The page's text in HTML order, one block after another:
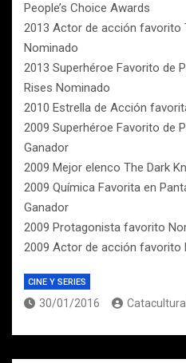
People’s Choice Awards
2013 Actor de acción favorito
Nominado
2013 Superhéroe Favorito de
Rises Nominado
2010 Estrella de Acción
2009 Superhéroe Favorito de
Ganador
2009 Mejor elenco The Dark
2009 Química Favorita en
Ganador
2009 Protagonista favorito
2009 Actor de acción favorito
CINE Y SERIES
30/01/2016 Catacultural